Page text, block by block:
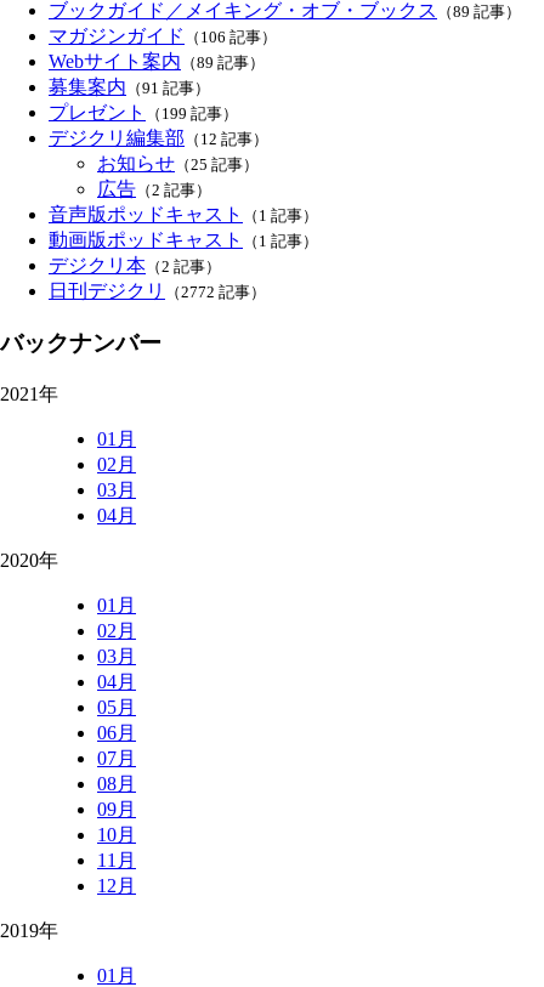
ブックガイド／メイキング・オブ・ブックス （89 記事）
マガジンガイド （106 記事）
Webサイト案内 （89 記事）
募集案内 （91 記事）
プレゼント （199 記事）
デジクリ編集部 （12 記事）
お知らせ （25 記事）
広告 （2 記事）
音声版ポッドキャスト （1 記事）
動画版ポッドキャスト （1 記事）
デジクリ本 （2 記事）
日刊デジクリ （2772 記事）
バックナンバー
2021年
01月
02月
03月
04月
2020年
01月
02月
03月
04月
05月
06月
07月
08月
09月
10月
11月
12月
2019年
01月